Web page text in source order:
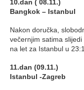
10.dan ( 08.11.)
Bangkok – Istanbul
Nakon doručka,
večernjim satima
na let za Istanbul u
11.dan (09.11.)
Istanbul -Zagreb